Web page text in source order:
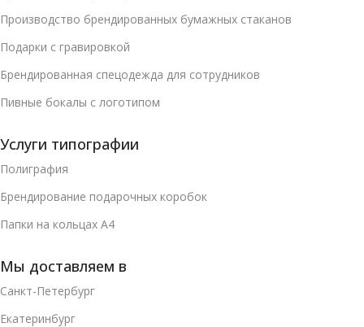
Производство брендированных бумажных стаканов
Подарки с гравировкой
Брендированная спецодежда для сотрудников
Пивные бокалы с логотипом
Услуги типографии
Полиграфия
Брендирование подарочных коробок
Папки на кольцах А4
Мы доставляем в
Санкт-Петербург
Екатеринбург